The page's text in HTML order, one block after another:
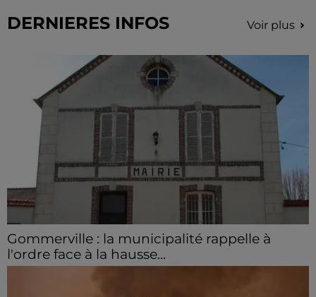
DERNIERES INFOS Voir plus
Gommerville : la municipalité rappelle à
l'ordre face à la hausse...